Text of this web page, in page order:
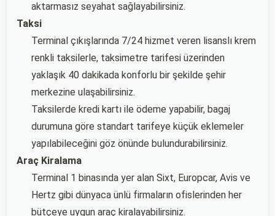
aktarmasız seyahat sağlayabilirsiniz.
Taksi
Terminal çıkışlarında 7/24 hizmet veren lisanslı krem
renkli taksilerle, taksimetre tarifesi üzerinden
yaklaşık 40 dakikada konforlu bir şekilde şehir
merkezine ulaşabilirsiniz.
Taksilerde kredi kartı ile ödeme yapabilir, bagaj
durumuna göre standart tarifeye küçük eklemeler
yapılabileceğini göz önünde bulundurabilirsiniz.
Araç Kiralama
Terminal 1 binasında yer alan Sixt, Europcar, Avis ve
Hertz gibi dünyaca ünlü firmaların ofislerinden her
bütçeye uygun araç kiralayabilirsiniz.